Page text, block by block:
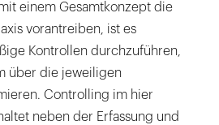
einem Gesamtkonzept die
vorantreiben, ist es
Kontrollen durchzuführen,
über die jeweiligen
Controlling im hier
neben der Erfassung und